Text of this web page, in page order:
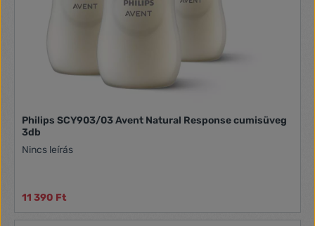
Philips SCY903/03 Avent Natural Response cumisüveg
3db
Nincs leírás
11 390 Ft